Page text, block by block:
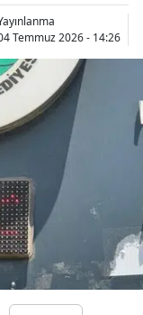
Aydın
Balıkesir
Bilecik
Bingöl
Bolu
Burdur
Bursa
Çanakkale
Temmuz 2026 - 14:26